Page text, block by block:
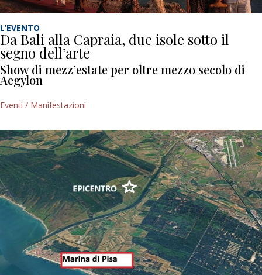
L’EVENTO
Da Bali alla Capraia, due isole sotto il
segno dell’arte
Show di mezz’estate per oltre mezzo secolo di
Aegylon
Eventi / Manifestazioni